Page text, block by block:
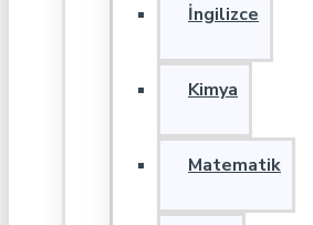
İngilizce
Kimya
Matematik